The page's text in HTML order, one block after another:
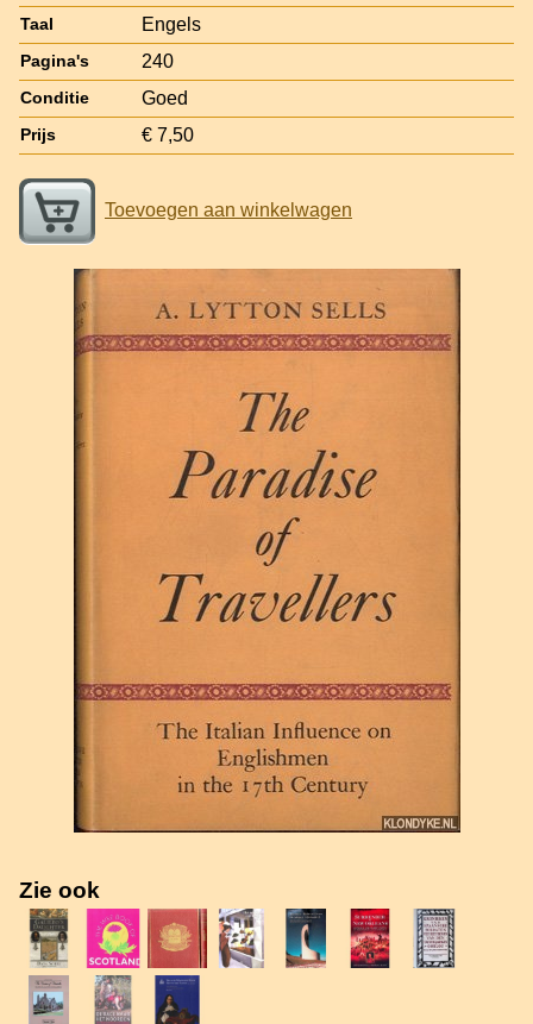
Taal Engels
Pagina's 240
Conditie Goed
Prijs € 7,50
Toevoegen aan winkelwagen
Zie ook